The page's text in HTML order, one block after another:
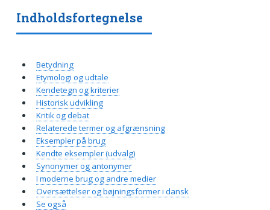
Indholdsfortegnelse
Betydning
Etymologi og udtale
Kendetegn og kriterier
Historisk udvikling
Kritik og debat
Relaterede termer og afgrænsning
Eksempler på brug
Kendte eksempler (udvalg)
Synonymer og antonymer
I moderne brug og andre medier
Oversættelser og bøjningsformer i dansk
Se også